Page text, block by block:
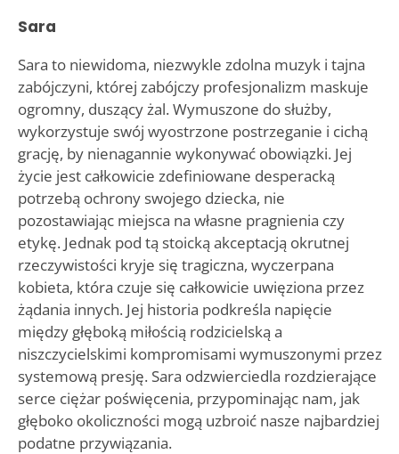
Sara
Sara to niewidoma, niezwykle zdolna muzyk i tajna
zabójczyni, której zabójczy profesjonalizm maskuje
ogromny, duszący żal. Wymuszone do służby,
wykorzystuje swój wyostrzone postrzeganie i cichą
grację, by nienagannie wykonywać obowiązki. Jej
życie jest całkowicie zdefiniowane desperacką
potrzebą ochrony swojego dziecka, nie
pozostawiając miejsca na własne pragnienia czy
etykę. Jednak pod tą stoicką akceptacją okrutnej
rzeczywistości kryje się tragiczna, wyczerpana
kobieta, która czuje się całkowicie uwięziona przez
żądania innych. Jej historia podkreśla napięcie
między głęboką miłością rodzicielską a
niszczycielskimi kompromisami wymuszonymi przez
systemową presję. Sara odzwierciedla rozdzierające
serce ciężar poświęcenia, przypominając nam, jak
głęboko okoliczności mogą uzbroić nasze najbardziej
podatne przywiązania.